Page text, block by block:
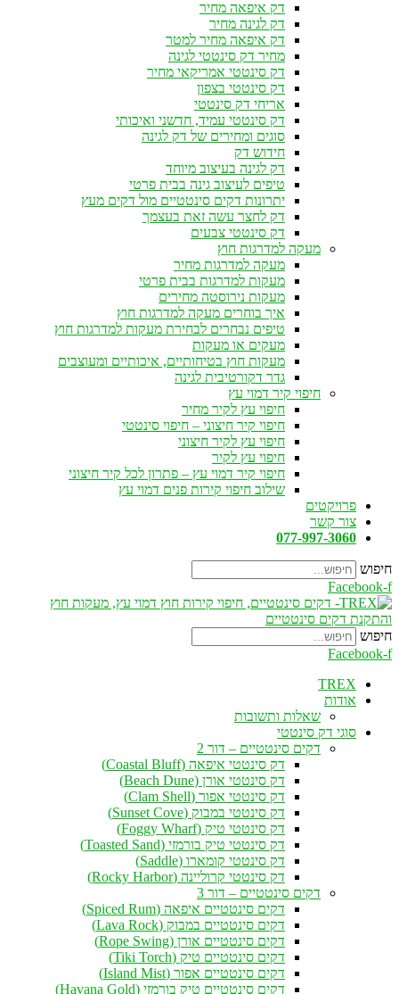
דק איפאה מחיר
דק לגינה מחיר
דק איפאה מחיר למטר
מחיר דק סינטטי לגינה
דק סינטטי אמריקאי מחיר
דק סינטטי בצפון
אריחי דק סינטטי
דק סינטטי עמיד, חדשני ואיכותי
סוגים ומחירים של דק לגינה
חידוש דק
דק לגינה בעיצוב מיוחד
טיפים לעיצוב גינה בבית פרטי
יתרונות דקים סינטטיים מול דקים מעץ
דק לחצר עשה זאת בעצמך
דק סינטטי צבעים
מעקה למדרגות חוץ
מעקה למדרגות מחיר
מעקות למדרגות בבית פרטי
מעקות נירוסטה מחירים
איך בוחרים מעקה למדרגות חוץ
טיפים נבחרים לבחירת מעקות למדרגות חוץ
מעקים או מעקות
מעקות חוץ בטיחותיים, איכותיים ומעוצבים
גדר דקורטיבית לגינה
חיפוי קיר דמוי עץ
חיפוי עץ לקיר מחיר
חיפוי קיר חיצוני – חיפוי סינטטי
חיפוי עץ לקיר חיצוני
חיפוי עץ לקיר
חיפוי קיר דמוי עץ – פתרון לכל קיר חיצוני
שילוב חיפוי קירות פנים דמוי עץ
פרויקטים
צור קשר
077-997-3060
חיפוש
Facebook-f
חיפוש
Facebook-f
TREX
אודות
שאלות ותשובות
סוגי דק סינטטי
דקים סינטטיים – דור 2
דק סינטטי איפאה (Coastal Bluff)
דק סינטטי אורן (Beach Dune)
דק סינטטי אפור (Clam Shell)
דק סינטטי במבוק (Sunset Cove)
דק סינטטי טיק (Foggy Wharf)
דק סינטטי טיק בורמזי (Toasted Sand)
דק סינטטי קומארו (Saddle)
דק סינטטי קרוליינה (Rocky Harbor)
דקים סינטטיים – דור 3
דקים סינטטיים איפאה (Spiced Rum)
דקים סינטטיים במבוק (Lava Rock)
דקים סינטטיים אורן (Rope Swing)
דקים סינטטיים טיק (Tiki Torch)
דקים סינטטיים אפור (Island Mist)
דקים סינטטיים טיק בורמזי (Havana Gold)